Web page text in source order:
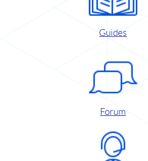
Guides
Forum